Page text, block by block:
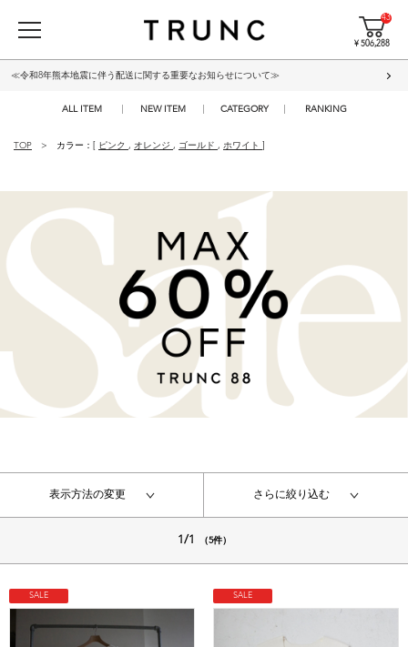
43
¥ 506,288
≪令和8年熊本地震に伴う配送に関する重要なお知らせについて≫
ALL ITEM NEW ITEM CATEGORY RANKING
TOP カラー：[ ピンク , オレンジ , ゴールド , ホワイト
表示方法の変更 さらに絞り込む
1/1 （5件）
SALE SALE